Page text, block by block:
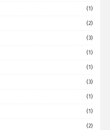
(1)
(2)
(3)
(1)
(1)
(3)
(1)
(1)
(2)